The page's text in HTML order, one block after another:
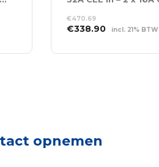
€470.69
Oorspronkelijke
was:
€338.90Huidige
is:
incl. 21% BTW
WINKELWAGEN
opnemen